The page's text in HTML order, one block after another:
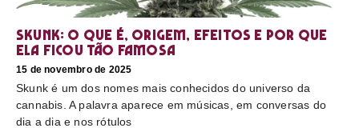
Skunk: o que é, origem, efeitos e por que
ela ficou tão famosa
15 de novembro de 2025
Skunk é um dos nomes mais conhecidos do universo da
cannabis. A palavra aparece em músicas, em conversas do
dia a dia e nos rótulos